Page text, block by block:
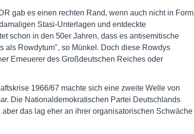
gab es einen rechten Rand, wenn auch nicht in Form
Stasi-Unterlagen und entdeckte
schon in den 50er Jahren, dass es antisemitische
als Rowdytum", so Münkel. Doch diese Rowdys
Erneuerer des Großdeutschen Reiches oder
1966/67 machte sich eine zweite Welle von
Die Nationaldemokratischen Partei Deutschlands
das lag eher an ihrer organisatorischen Schwäche